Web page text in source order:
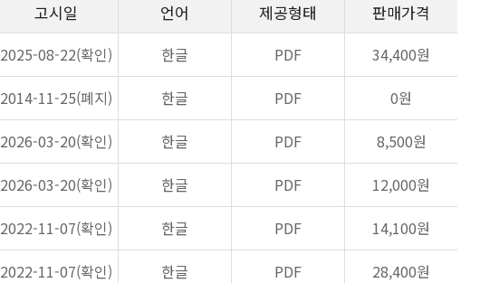
고시일 언어 제공형태 판매가격
2025-08-22(확인) 한글 PDF
34,400원
2014-11-25(폐지) 한글 PDF
0원
2026-03-20(확인) 한글 PDF
8,500원
2026-03-20(확인) 한글 PDF
12,000원
2022-11-07(확인) 한글 PDF
14,100원
2022-11-07(확인) 한글 PDF
28,400원